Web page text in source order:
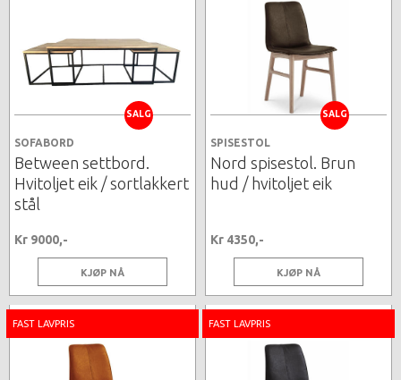
SALG
SOFABORD
Between settbord.
Hvitoljet eik / sortlakkert
stål
Kr 9000,-
KJØP NÅ
SALG
SPISESTOL
Nord spisestol. Brun
hud / hvitoljet eik
Kr 4350,-
KJØP NÅ
FAST LAVPRIS FAST LAVPRIS